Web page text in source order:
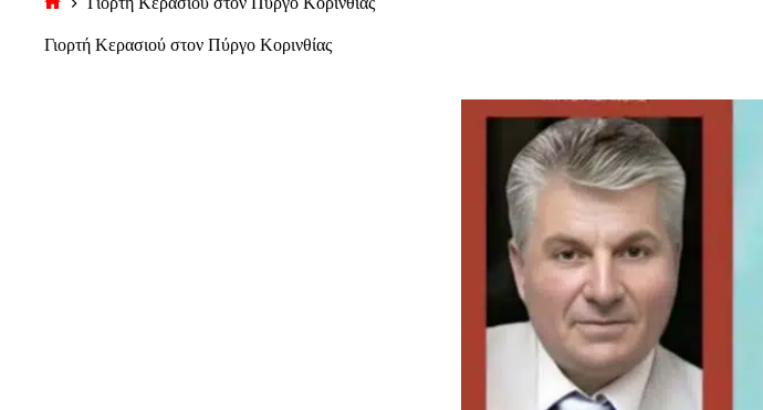
σελίδα
Γιορτή Κερασιού στον Πύργο Κορινθίας